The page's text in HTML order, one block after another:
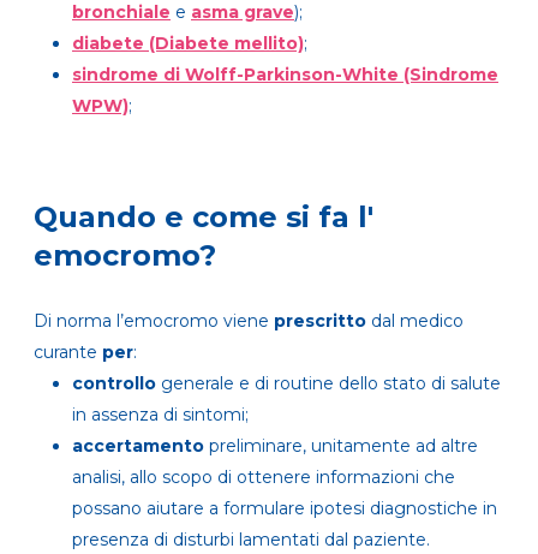
bronchiale e asma grave);
diabete (Diabete mellito);
sindrome di Wolff-Parkinson-White (Sindrome
WPW);
Quando e come si fa l'
emocromo?
Di norma l’emocromo viene prescritto dal medico
curante per:
controllo generale e di routine dello stato di salute
in assenza di sintomi;
accertamento preliminare, unitamente ad altre
analisi, allo scopo di ottenere informazioni che
possano aiutare a formulare ipotesi diagnostiche in
presenza di disturbi lamentati dal paziente.